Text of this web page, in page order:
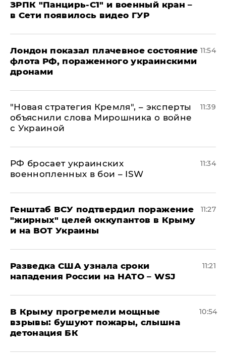
ЗРПК "Панцирь-С1" и военный кран –
в Сети появилось видео ГУР
Лондон показал плачевное состояние
флота РФ, пораженного украинскими
дронами
11:54
"Новая стратегия Кремля", – эксперты
объяснили слова Мирошника о войне
с Украиной
11:39
РФ бросает украинских
военнопленных в бои – ISW
11:34
Генштаб ВСУ подтвердил поражение
"жирных" целей оккупантов в Крыму
и на ВОТ Украины
11:27
Разведка США узнала сроки
нападения России на НАТО – WSJ
11:21
В Крыму прогремели мощные
взрывы: бушуют пожары, слышна
детонация БК
10:54